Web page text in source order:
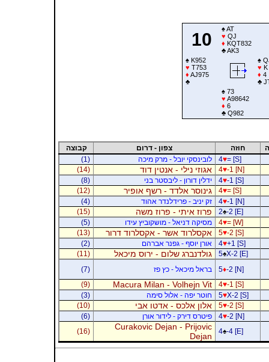
10
♠AT
♥ QJ
♦ KQT832
♣AK3
♠K952
♥ T753
♦ AJ975
♣
♠
♥ K
♦ 4
♣
♠73
♥ A98642
♦ 6
♣Q982
חוזה צפון - דרום
קבוצה
4♥= [S] לובינסקי יובל - מרק מיכה
(1)
4♥-1 [N] אגוזי נילי - אנטין דוד
(14)
4♥-1 [S] ידלין דורון - ליבסטר בני
(8)
4♥= [S] גינוסר אלדד - רשף אופיר
(12)
4♥-1 [N] זק יניב - פרידלנדר אהוד
(4)
2♠-2 [E] פרוז איתי - פרוז משה
(15)
4♥= [W] מסיקה דניאל - מושקוביץ עידו
(5)
5♥-2 [S] אקסלרוד אשר - אקסלרוד דרור
(13)
4♥+1 [S] אורן יוסף - גפנר אברהם
(2)
5♠X-2 [E] גולדנברג שלום - ירוס מיכאל
(11)
5♦-2 [N] בראל מיכאל - כץ פז
(7)
4♥-1 [S]
Macura Milan - Volhejn Vit
(9)
5♥X-2 [S] חוטר יפה - אלול סימה
(3)
5♥-2 [S] אלון אלכס - אדטו אבי
(10)
4♥-2 [N] פיטרס דירק - לידור אורן
(6)
4♠-4 [E]
Curakovic Dejan - Prijovic
Dejan
(16)